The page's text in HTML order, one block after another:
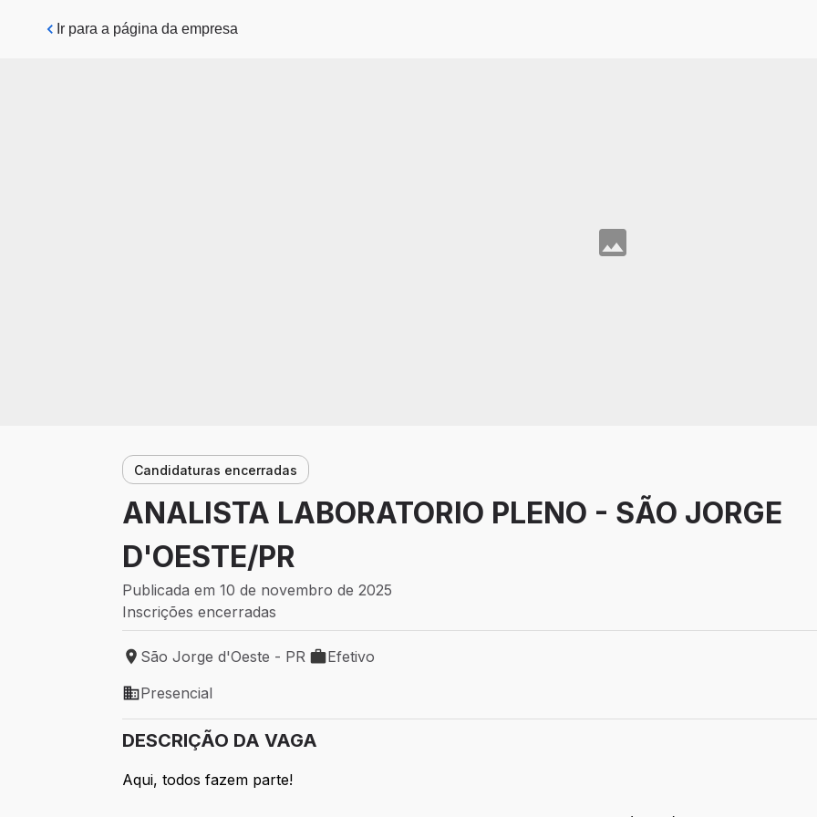
Pular para o conteúdo principal
Ir para a página da empresa
Candidaturas encerradas
ANALISTA LABORATORIO PLENO - SÃO JORGE
D'OESTE/PR
Publicada em 10 de novembro de 2025
Inscrições encerradas
Local de trabalho: São Jorge d'Oeste - PR
São Jorge d'Oeste - PR
Tipo de vaga: Efetivo
Efetivo
Modelo de trabalho: Presencial
Presencial
DESCRIÇÃO DA VAGA
Aqui, todos fazem parte!